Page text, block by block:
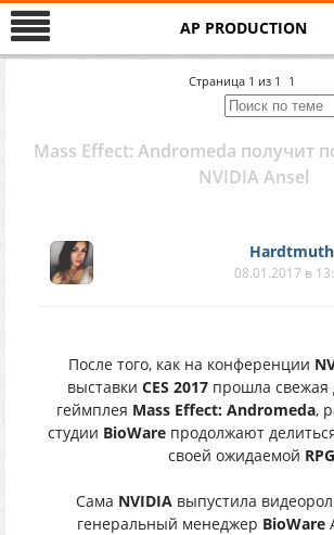
AP PRODUCTION
Страница 1 из 1 1
Mass Effect: Andromeda получит
NVIDIA Ansel
Hardtmuth
08.01.2017 в
После того, как на конференции
выставки CES 2017прошла свежая
геймплея Mass Effect: Andromeda,
студии BioWareпродолжают
своей ожидаемой RPG
Сама NVIDIAвыпустила
генеральный менеджер BioWare